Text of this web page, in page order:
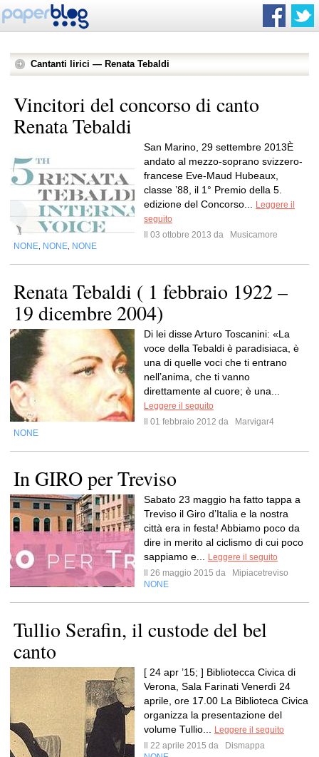
Cantanti lirici — Renata Tebaldi
Vincitori del concorso di canto
Renata Tebaldi
San Marino, 29 settembre 2013È
andato al mezzo-soprano svizzero-
francese Eve-Maud Hubeaux,
classe ’88, il 1° Premio della 5.
edizione del Concorso...
Leggere il
seguito
Il 03 ottobre 2013 da
Musicamore
NONE NONE NONE
Renata Tebaldi ( 1 febbraio 1922 –
19 dicembre 2004)
Di lei disse Arturo Toscanini: «La
voce della Tebaldi è paradisiaca, è
una di quelle voci che ti entrano
nell’anima, che ti vanno
direttamente al cuore; è una...
Leggere il seguito
Il 01 febbraio 2012 da
Marvigar4
NONE
In GIRO per Treviso
Sabato 23 maggio ha fatto tappa a
Treviso il Giro d’Italia e la nostra
città era in festa! Abbiamo poco da
dire in merito al ciclismo di cui poco
sappiamo e...
Leggere il seguito
Il 26 maggio 2015 da
Mipiacetreviso
NONE
Tullio Serafin, il custode del bel
canto
[ 24 apr ’15; ] Bibliotecca Civica di
Verona, Sala Farinati Venerdì 24
aprile, ore 17.00 La Biblioteca Civica
organizza la presentazione del
volume Tullio...
Leggere il seguito
Il 22 aprile 2015 da
Dismappa